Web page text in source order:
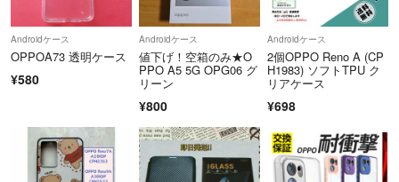
Androidケース
OPPOA73 透明ケース
¥580
Androidケース
値下げ！空箱のみ★O
PPO A5 5G OPG06 グ
リーン
¥800
Androidケース
2個OPPO Reno A (CP
H1983) ソフトTPU ク
リアケース
¥698